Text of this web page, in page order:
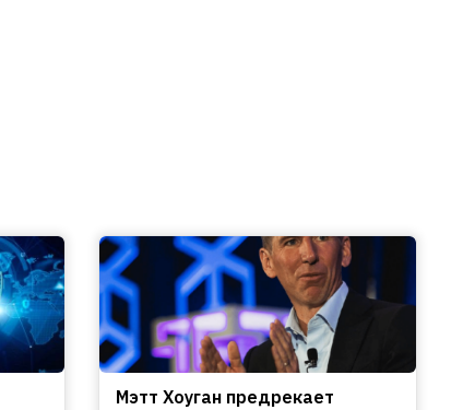
Мэтт Хоуган предрекает